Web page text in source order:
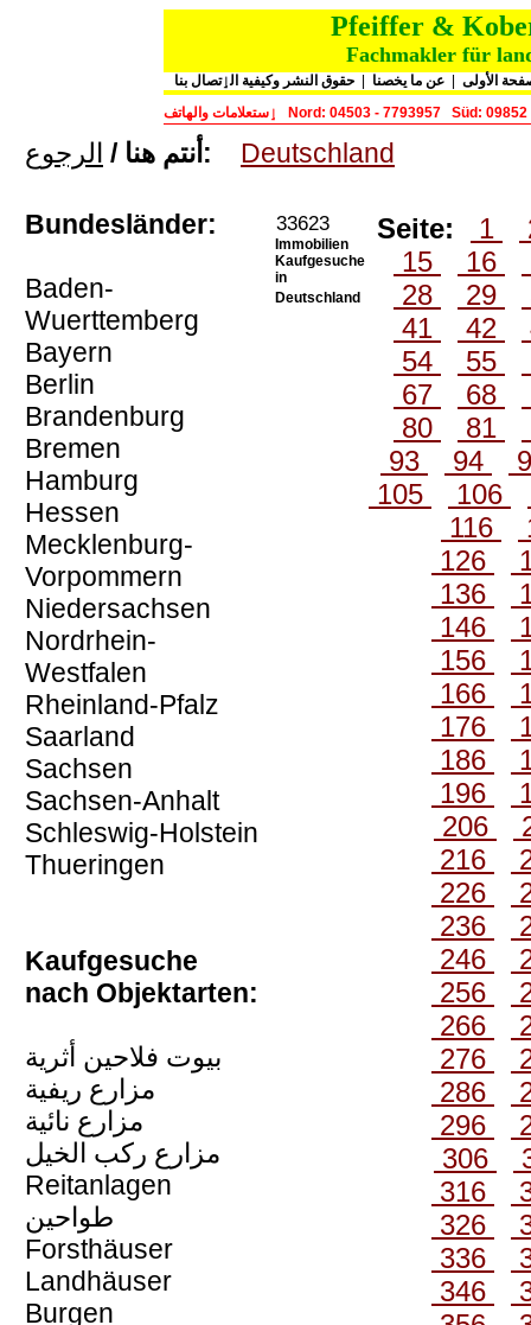
Pfeiffer &
Fachmakler für
الأولى عن ما يخصنا
حقوق النشر وكيفية الٳتصال بنا
Nord: 04503 - 7793957 Süd: 09852
أنتم هنا / الرجوع : Deutschland
Bundesländer:
Baden-
Wuerttemberg
Bayern
Berlin
Brandenburg
Bremen
Hamburg
Hessen
Mecklenburg-
Vorpommern
Niedersachsen
Nordrhein-
Westfalen
Rheinland-Pfalz
Saarland
Sachsen
Sachsen-Anhalt
Schleswig-Holstein
Thueringen
Kaufgesuche
nach Objektarten:
بيوت فلاحين أثرية
مزارع ريفية
مزارع نائية
مزارع ركب الخيل
Reitanlagen
طواحين
Forsthäuser
Landhäuser
Burgen
33623
Immobilien
Kaufgesuche
in
Deutschland
Seite: 1
15
16
28
29
41
42
54
55
67
68
80
81
93
94
105
106
116
126
136
146
156
166
176
186
196
206
216
226
236
246
256
266
276
286
296
306
316
326
336
346